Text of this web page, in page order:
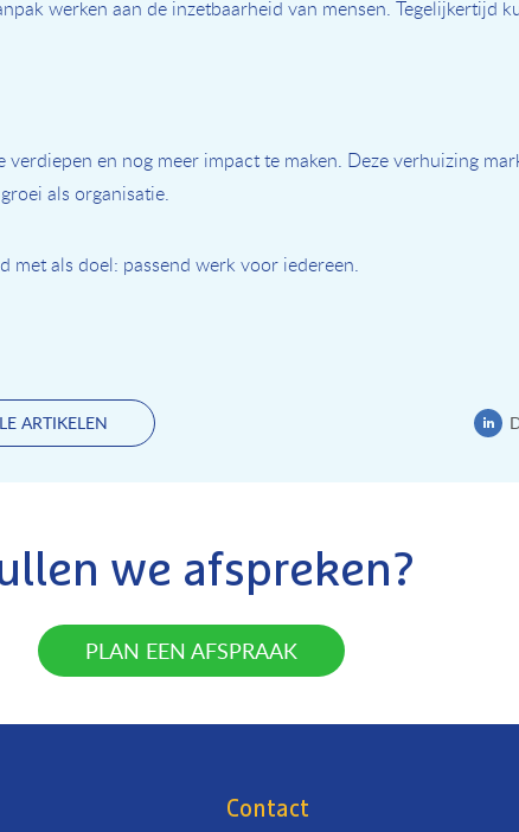
werken aan de inzetbaarheid van mensen. Tegelijkertijd
en nog meer impact te maken. Deze verhuizing
als organisatie.
met als doel: passend werk voor iedereen.
ARTIKELEN
we afspreken?
PLAN EEN AFSPRAAK
Contact